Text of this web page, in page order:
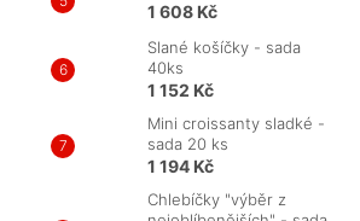
1 608 Kč
Slané košíčky - sada
40ks
1 152 Kč
Mini croissanty sladké -
sada 20 ks
1 194 Kč
Chlebíčky "výběr z